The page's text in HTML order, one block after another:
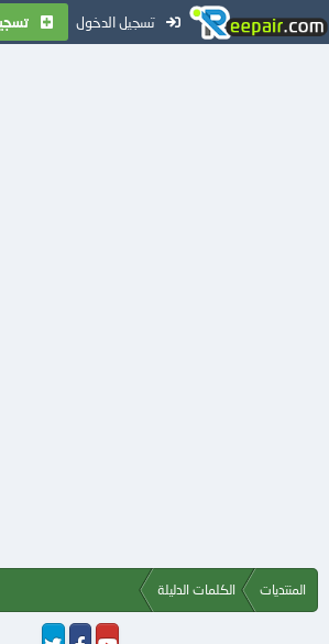
تسجيل الدخول
المنتديات الكلمات الدليلة